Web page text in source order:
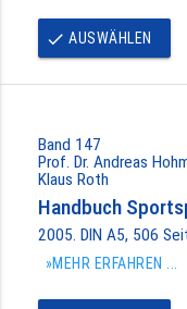
done AUSWÄHLEN
Band 147
Prof. Dr. Andreas
Klaus Roth
Handbuch
2005. DIN A5, 506
»MEHR ERFAHREN ...